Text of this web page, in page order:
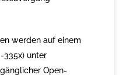
werden auf einem
335x) unter
Open-